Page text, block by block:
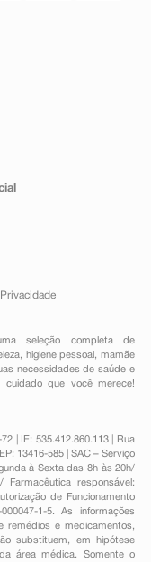
seleção completa de
, higiene pessoal ,mamãe
necessidades de saúde e
que você merece!
| IE: 535.412.860.113 | Rua
13416-585 | SAC – Serviço
à Sexta das 8h às 20h/
responsável:
de Funcionamento
1-5. As informações
remédios e medicamentos,
substituem, em hipótese
área médica. Somente o